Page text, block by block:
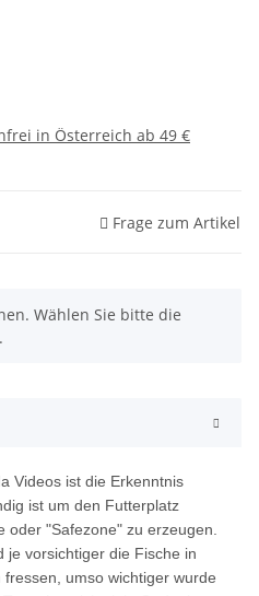
in Österreich ab 49 €
Frage zum Artikel
Wählen Sie bitte die
Videos ist die Erkenntnis
ist um den Futterplatz
oder "Safezone" zu erzeugen.
je vorsichtiger die Fische in
umso wichtiger wurde